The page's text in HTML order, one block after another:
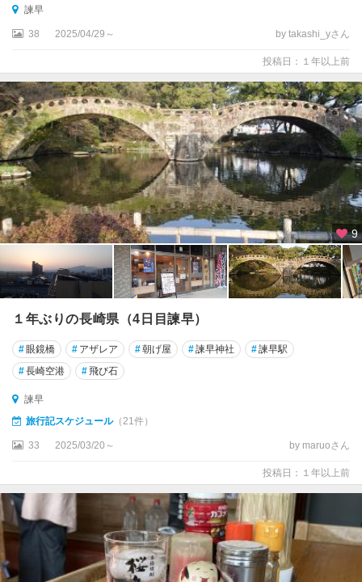
・
小
島
列
島
・
対
馬
・
壱
岐
諫早
38 2025/04/29～ by takashi_yさん
投稿日：１年以上前
9
１年ぶりの長崎県（4日目諫早）
# 眼鏡橋 # アザレア #朝げ屋 #諫早神社 #諫早駅
#長崎空港 #飛び石
諫早
旅行記スケジュール（21件）
33 2025/03/20～ by maruoさん
投稿日：１年以上前